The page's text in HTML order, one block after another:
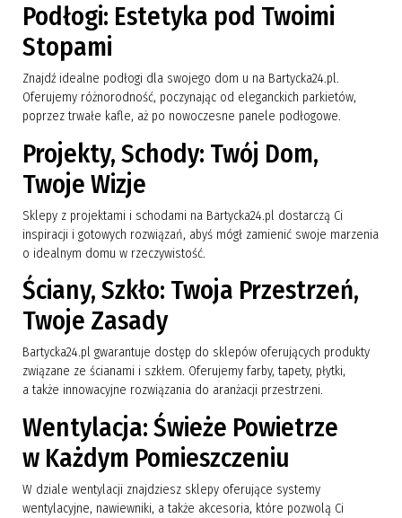
Podłogi: Estetyka pod Twoimi
Stopami
Znajdź idealne podłogi dla swojego dom u na Bartycka24.pl.
Oferujemy różnorodność, poczynając od eleganckich parkietów,
poprzez trwałe kafle, aż po nowoczesne panele podłogowe.
Projekty, Schody: Twój Dom,
Twoje Wizje
Sklepy z projektami i schodami na Bartycka24.pl dostarczą Ci
inspiracji i gotowych rozwiązań, abyś mógł zamienić swoje marzenia
o idealnym domu w rzeczywistość.
Ściany, Szkło: Twoja Przestrzeń,
Twoje Zasady
Bartycka24.pl gwarantuje dostęp do sklepów oferujących produkty
związane ze ścianami i szkłem. Oferujemy farby, tapety, płytki,
a także innowacyjne rozwiązania do aranżacji przestrzeni.
Wentylacja: Świeże Powietrze
w Każdym Pomieszczeniu
W dziale wentylacji znajdziesz sklepy oferujące systemy
wentylacyjne, nawiewniki, a także akcesoria, które pozwolą Ci